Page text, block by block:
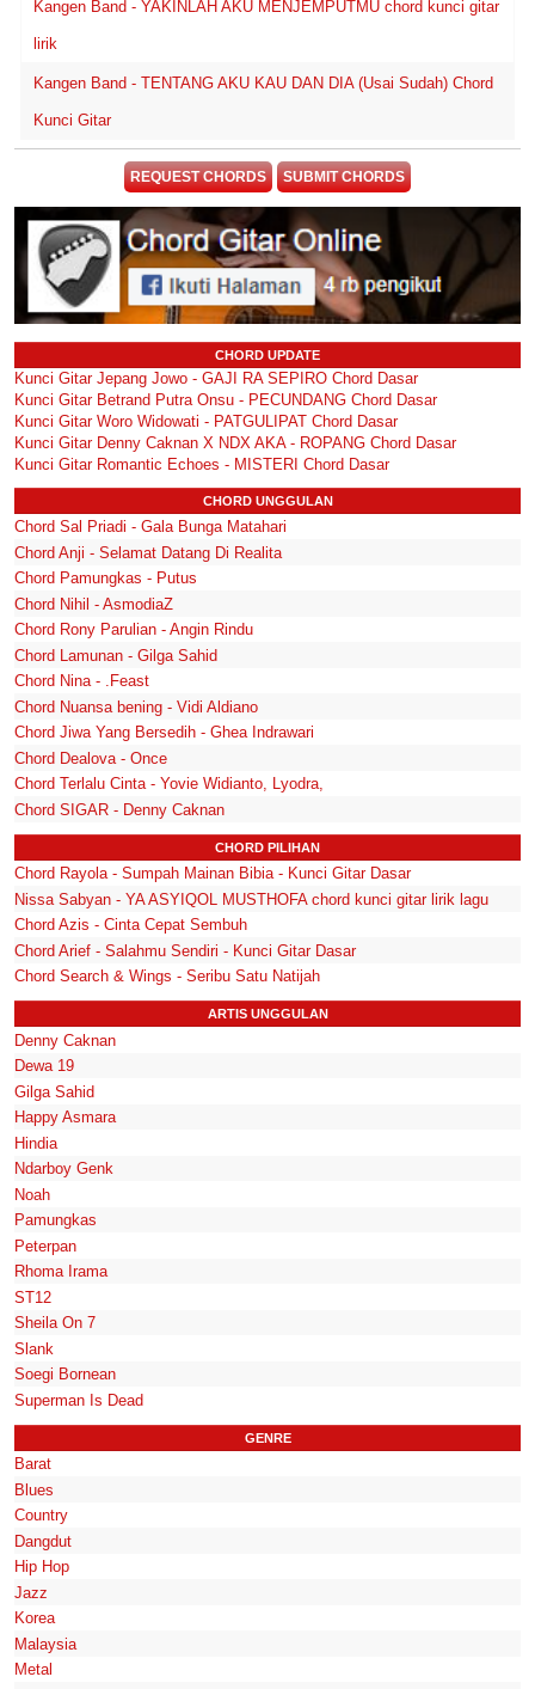
Kangen Band - YAKINLAH AKU MENJEMPUTMU chord kunci gitar
lirik
Kangen Band - TENTANG AKU KAU DAN DIA (Usai Sudah) Chord
Kunci Gitar
REQUEST CHORDS SUBMIT CHORDS
CHORD UPDATE
Kunci Gitar Jepang Jowo - GAJI RA SEPIRO Chord Dasar
Kunci Gitar Betrand Putra Onsu - PECUNDANG Chord Dasar
Kunci Gitar Woro Widowati - PATGULIPAT Chord Dasar
Kunci Gitar Denny Caknan X NDX AKA - ROPANG Chord Dasar
Kunci Gitar Romantic Echoes - MISTERI Chord Dasar
CHORD UNGGULAN
Chord Sal Priadi - Gala Bunga Matahari
Chord Anji - Selamat Datang Di Realita
Chord Pamungkas - Putus
Chord Nihil - AsmodiaZ
Chord Rony Parulian - Angin Rindu
Chord Lamunan - Gilga Sahid
Chord Nina - .Feast
Chord Nuansa bening - Vidi Aldiano
Chord Jiwa Yang Bersedih - Ghea Indrawari
Chord Dealova - Once
Chord Terlalu Cinta - Yovie Widianto, Lyodra,
Chord SIGAR - Denny Caknan
CHORD PILIHAN
Chord Rayola - Sumpah Mainan Bibia - Kunci Gitar Dasar
Nissa Sabyan - YA ASYIQOL MUSTHOFA chord kunci gitar lirik lagu
Chord Azis - Cinta Cepat Sembuh
Chord Arief - Salahmu Sendiri - Kunci Gitar Dasar
Chord Search & Wings - Seribu Satu Natijah
ARTIS UNGGULAN
Denny Caknan
Dewa 19
Gilga Sahid
Happy Asmara
Hindia
Ndarboy Genk
Noah
Pamungkas
Peterpan
Rhoma Irama
ST12
Sheila On 7
Slank
Soegi Bornean
Superman Is Dead
GENRE
Barat
Blues
Country
Dangdut
Hip Hop
Jazz
Korea
Malaysia
Metal